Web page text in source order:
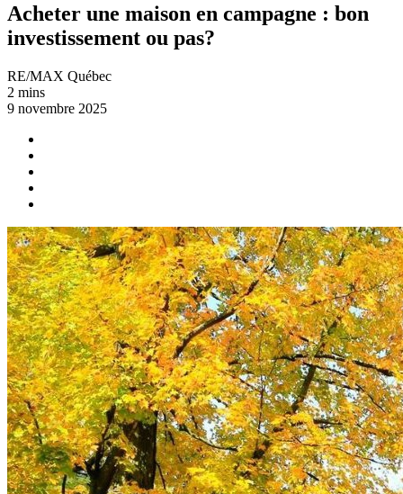
Acheter une maison en campagne : bon
investissement ou pas?
RE/MAX Québec
2 mins
9 novembre 2025